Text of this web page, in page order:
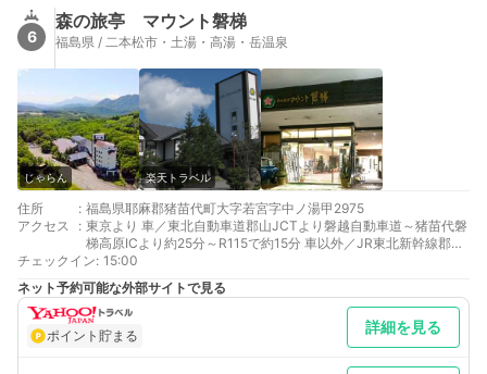
6
森の旅亭 マウント磐梯
福島県 / 二本松市・土湯・高湯・岳温泉
じゃらん 楽天トラベル
住所 : 福島県耶麻郡猪苗代町大字若宮字中ノ湯甲2975
アクセス
: 東京より 車／東北自動車道郡山JCTより磐越自動車道～猪苗代磐
梯高原ICより約25分～R115で約15分 車以外／JR東北新幹線郡山
駅乗換、磐越西線猪苗代駅下車タクシー30分
仙台より 車／東北自動車道～福島西ICより約30分～R115で約30
分 車以外／JR東北新幹線郡山駅乗換、磐越西線猪苗代駅下車タ
クシー30分
最寄り駅１ 猪苗代
最寄り駅２ 福島
補足 車／宿泊者用無料駐車場あり 車以外／16:00猪苗代駅発当館
チェックイン: 15:00
ネット予約可能な外部サイトで見る
ポイント貯まる 詳細を見る